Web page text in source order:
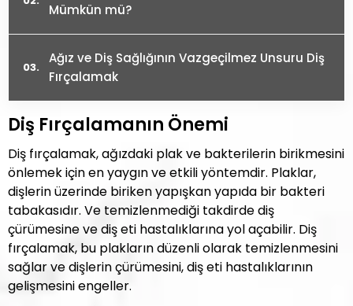
Mümkün mü?
Ağız ve Diş Sağlığının Vazgeçilmez Unsuru Diş
Fırçalamak
Diş Fırçalamanın Önemi
Diş fırçalamak, ağızdaki plak ve bakterilerin birikmesini
önlemek için en yaygın ve etkili yöntemdir. Plaklar,
dişlerin üzerinde biriken yapışkan yapıda bir bakteri
tabakasıdır. Ve temizlenmediği takdirde diş
çürümesine ve diş eti hastalıklarına yol açabilir. Diş
fırçalamak, bu plakların düzenli olarak temizlenmesini
sağlar ve dişlerin çürümesini, diş eti hastalıklarının
gelişmesini engeller.